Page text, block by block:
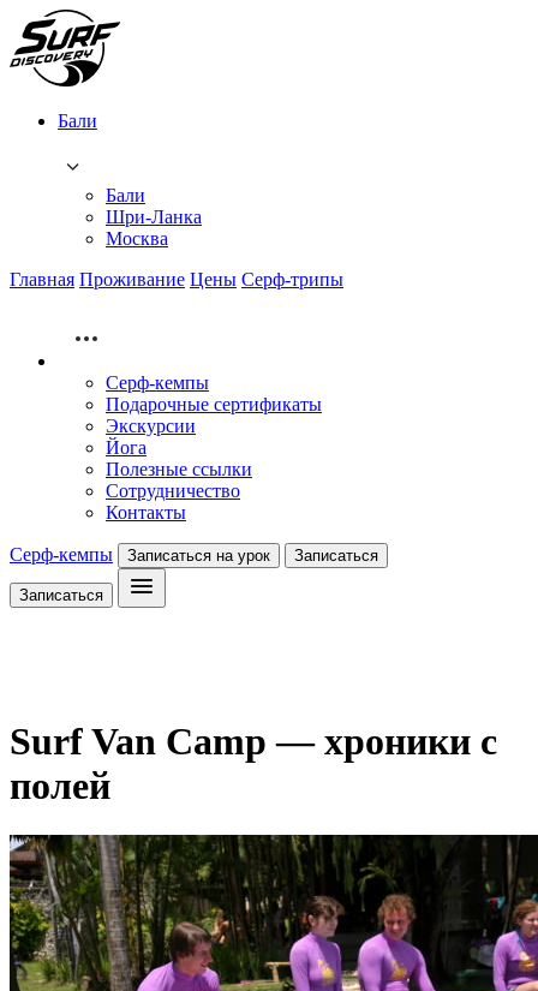
Бали
Бали
Шри-Ланка
Москва
Главная Проживание Цены Серф-трипы
Серф-кемпы
Подарочные сертификаты
Экскурсии
Йога
Полезные ссылки
Сотрудничество
Контакты
Серф-кемпы Записаться на урок Записаться
Записаться
Surf Van Camp — хроники с
полей